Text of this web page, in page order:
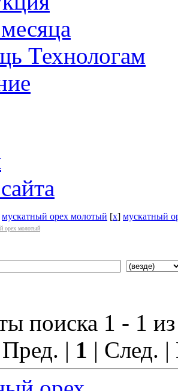
Технологам
мускатный орех молотый [x] мускатный
орех молотый
поиска 1 - 1
| 1 | След.